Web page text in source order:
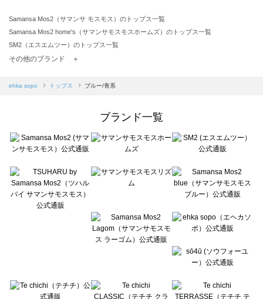
Samansa Mos2（サマンサ モスモス）のトップス一覧
Samansa Mos2 home's（サマンサモスモスホームズ）のトップス一覧
SM2（エスエムツー）のトップス一覧
TSUHARU by Samansa Mos2（ツハルバイサマンサモスモス）のトップス一覧
Samansa Mos2 blue（サマンサモスモス ブルー）のトップス一覧
sō4ū（ソウフォーユー）のトップス一覧
Te chichi（テチチ）のトップス一覧
Te chichi CLASSIC（テチチ クラシック）のトップス一覧
Lugnoncure（ルノンキュール）のトップス一覧
BETTY'S BLUE（べティーズブルー）のトップス一覧
Wpc.（ワールドパーティー）のトップス一覧
その他のブランド ＋
ehka sopo トップス ブルー/青系
ブランド一覧